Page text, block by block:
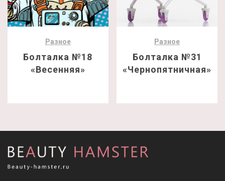
Разное
Болталка №18
«Весенняя»
Разное
Болталка №31
«Чернопятничная»